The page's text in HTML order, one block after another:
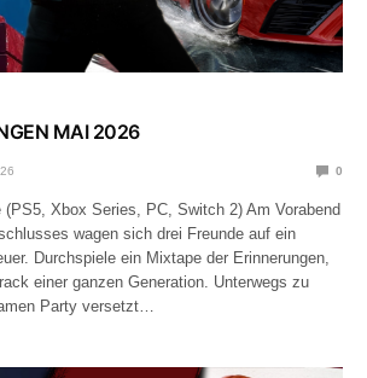
MAI 2026
0
(PS5, Xbox Series, PC, Switch 2) Am Vorabend
wagen sich drei Freunde auf ein
Durchspiele ein Mixtape der Erinnerungen,
einer ganzen Generation. Unterwegs zu
Party versetzt…